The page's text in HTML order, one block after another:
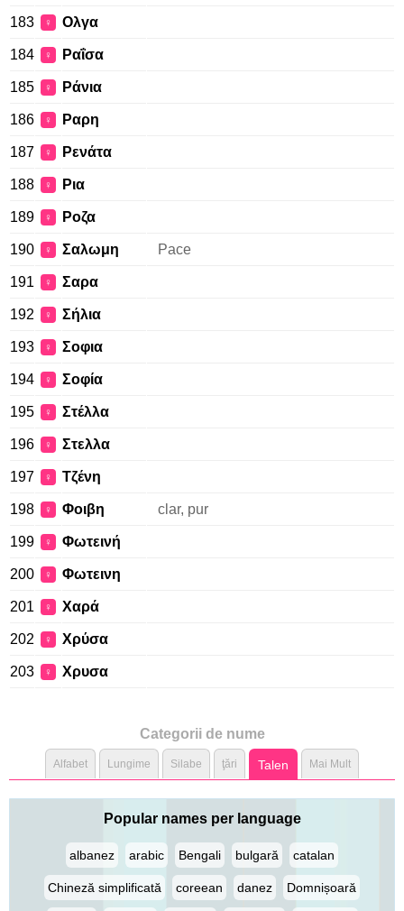
183 ♀ Ολγα
184 ♀ Ραΐσα
185 ♀ Ράνια
186 ♀ Ραρη
187 ♀ Ρενάτα
188 ♀ Ρια
189 ♀ Ροζα
190 ♀ Σαλωμη Pace
191 ♀ Σαρα
192 ♀ Σήλια
193 ♀ Σοφια
194 ♀ Σοφία
195 ♀ Στέλλα
196 ♀ Στελλα
197 ♀ Τζένη
198 ♀ Φοιβη clar, pur
199 ♀ Φωτεινή
200 ♀ Φωτεινη
201 ♀ Χαρά
202 ♀ Χρύσα
203 ♀ Χρυσα
Categorii de nume
Alfabet Lungime Silabe ţări Talen Mai Mult
Popular names per language
albanez arabic Bengali bulgară catalan
Chineză simplificată coreean danez Domnișoară